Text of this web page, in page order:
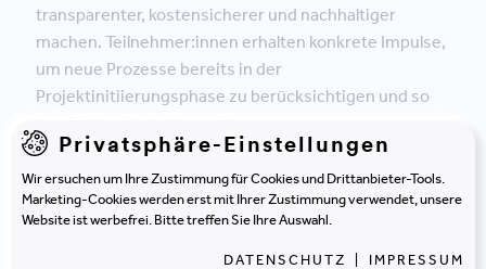
transparenter, kostensicherer und nachhaltiger
machen. Teilnehmer:innen erhalten konkrete Impulse,
um neue Prozesse bereits in der
Projektinitiierungsphase zu berücksichtigen und so
Das erwartet Sie
Privatsphäre-Einstellungen
Wir ersuchen um Ihre Zustimmung für Cookies und Drittanbieter-Tools.
Marketing-Cookies werden erst mit Ihrer Zustimmung verwendet, unsere
Website ist werbefrei. Bitte treffen Sie Ihre Auswahl.
DATENSCHUTZ IMPRESSUM